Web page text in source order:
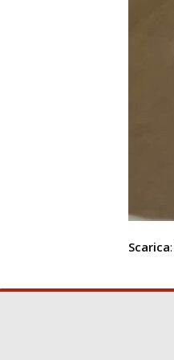
Scarica: